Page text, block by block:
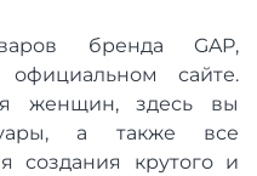
бренда GAP,
сайте.
женщин, здесь вы
а также все
создания крутого и